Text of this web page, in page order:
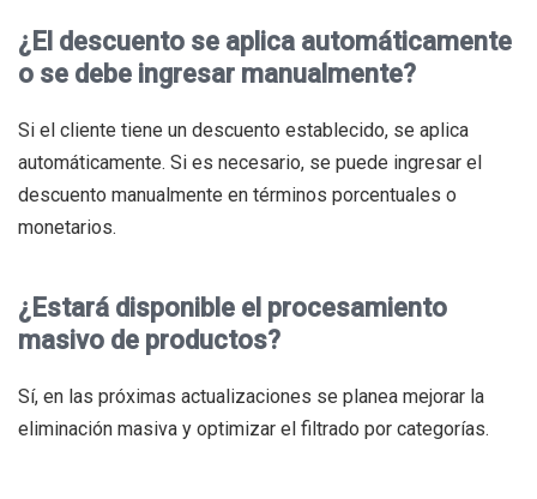
¿El descuento se aplica automáticamente
o se debe ingresar manualmente?
Si el cliente tiene un descuento establecido, se aplica
automáticamente. Si es necesario, se puede ingresar el
descuento manualmente en términos porcentuales o
monetarios.
¿Estará disponible el procesamiento
masivo de productos?
Sí, en las próximas actualizaciones se planea mejorar la
eliminación masiva y optimizar el filtrado por categorías.